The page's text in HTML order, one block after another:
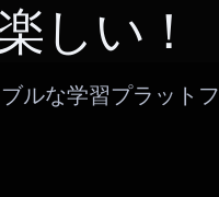
しい！
ルな学習プラットフ